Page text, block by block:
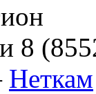
8
Неткам